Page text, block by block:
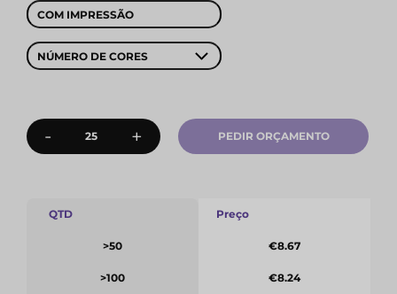
COM IMPRESSÃO
NÚMERO DE CORES
- + PEDIR ORÇAMENTO
QTD
>50
>100
Preço
€8.67
€8.24